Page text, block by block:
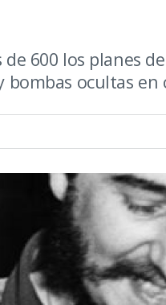
600 los planes
ocultas en